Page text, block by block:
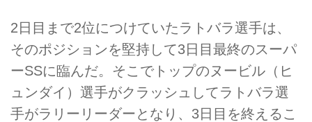
2日目まで2位につけていたラトバラ選手は、
そのポジションを堅持して3日目最終のスーパ
ーSSに臨んだ。そこでトップのヌービル（ヒ
ュンダイ）選手がクラッシュしてラトバラ選
手がラリーリーダーとなり、3日目を終えるこ